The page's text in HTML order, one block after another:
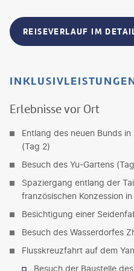
REISEVERLAUF IM
Erlebnisse vor Ort
Entlang des neuen Bunds
(Tag 2)
Besuch des Yu-Gartens
Spaziergang entlang der
französischen Konzession
Besichtigung einer
Besuch des Wasserdorfes
Flusskreuzfahrt auf dem
Besuch der Baustelle